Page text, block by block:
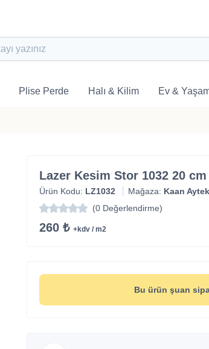
Plise Perde Halı & Kilim Ev &
Lazer Kesim Stor 1032 20
Ürün Kodu: LZ1032 Mağaza: Kaan
(0 Değerlendirme)
260 ₺ +kdv / m2
Bu ürün şuan